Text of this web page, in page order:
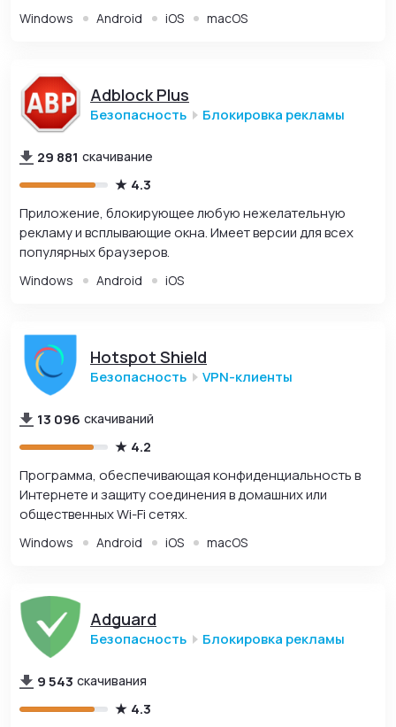
Windows Android iOS macOS
Adblock Plus
Безопасность Блокировка рекламы
29 881 скачивание
4.3
Приложение, блокирующее любую нежелательную
рекламу и всплывающие окна. Имеет версии для всех
популярных браузеров.
Windows Android iOS
Hotspot Shield
Безопасность VPN-клиенты
13 096 скачиваний
4.2
Программа, обеспечивающая конфиденциальность в
Интернете и защиту соединения в домашних или
общественных Wi-Fi сетях.
Windows Android iOS macOS
Adguard
Безопасность Блокировка рекламы
9 543 скачивания
4.3